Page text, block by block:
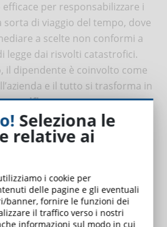
per responsabilizzare i
di viaggio del tempo, dove
a scelte non conformi a
legge dai risvolti catastrofici.
il dipendente è coinvolto come
e il tutto si trasforma in
gratificante.
e video
obbligatorio
Seleziona le
relative ai
i cookie per
delle pagine e gli eventuali
banner, fornire le funzioni dei
il traffico verso i nostri
informazioni sul modo in cui